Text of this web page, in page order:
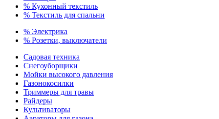
% Кухонный текстиль
% Текстиль для спальни
% Электрика
% Розетки, выключатели
Садовая техника
Снегоуборщики
Мойки высокого давления
Газонокосилки
Триммеры для травы
Райдеры
Культиваторы